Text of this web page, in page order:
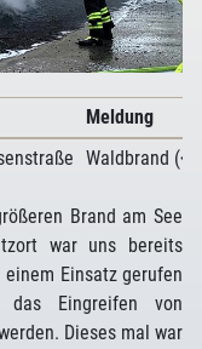
Meldung
Waldbrand (<
Brand am See
war uns bereits
Einsatz gerufen
das Eingreifen von
Dieses mal war